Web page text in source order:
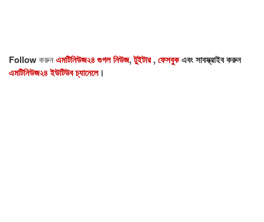
Followকরুনএমটিনিউজ২৪ গুগল নিউজ,টুইটার,ফেসবুকএবং সাবস্ক্রাইব করুন
এমটিনিউজ২৪ ইউটিউব চ্যানেলে।